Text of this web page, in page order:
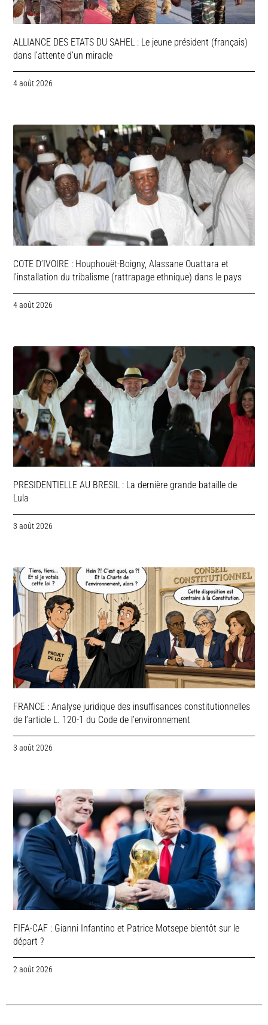
ALLIANCE DES ETATS DU SAHEL : Le jeune président (français)
dans l’attente d’un miracle
4 août 2026
COTE D’IVOIRE : Houphouët-Boigny, Alassane Ouattara et
l’installation du tribalisme (rattrapage ethnique) dans le pays
4 août 2026
PRESIDENTIELLE AU BRESIL : La dernière grande bataille de
Lula
3 août 2026
FRANCE : Analyse juridique des insuffisances constitutionnelles
de l’article L. 120-1 du Code de l’environnement
3 août 2026
FIFA-CAF : Gianni Infantino et Patrice Motsepe bientôt sur le
départ ?
2 août 2026